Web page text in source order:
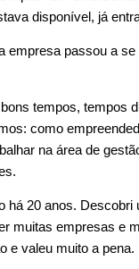
disponível, já
empresa passou a
tempos, tempos
como
na área de
há 20 anos. Descobri
muitas empresas e
e valeu muito a pena.